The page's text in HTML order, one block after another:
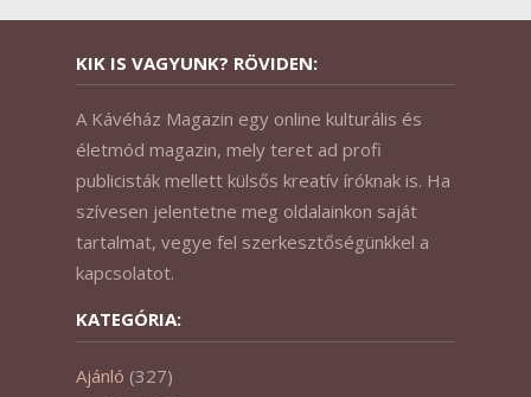
KIK IS VAGYUNK? RÖVIDEN:
A Kávéház Magazin egy online kulturális és
életmód magazin, mely teret ad profi
publicisták mellett külsős kreatív íróknak is. Ha
szívesen jelentetne meg oldalainkon saját
tartalmat, vegye fel szerkesztőségünkkel a
kapcsolatot.
KATEGÓRIA:
Ajánló (327)